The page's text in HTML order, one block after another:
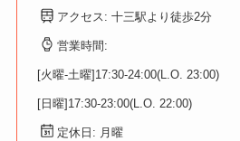
アクセス: 十三駅より徒歩2分
営業時間:
[火曜-土曜]17:30-24:00(L.O. 23:00)
[日曜]17:30-23:00(L.O. 22:00)
定休日: 月曜